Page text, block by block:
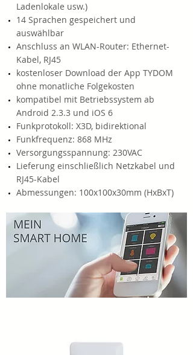
Ladenlokale usw.)
14 Sprachen gespeichert und
auswählbar
Anschluss an WLAN-Router: Ethernet-
Kabel, RJ45
kostenloser Download der App TYDOM
ohne monatliche Folgekosten
kompatibel mit Betriebssystem ab
Android 2.3.3 und iOS 6
Funkprotokoll: X3D, bidirektional
Funkfrequenz: 868 MHz
Versorgungsspannung: 230VAC
Lieferung einschließlich Netzkabel und
RJ45-Kabel
Abmessungen: 100x100x30mm (HxBxT)